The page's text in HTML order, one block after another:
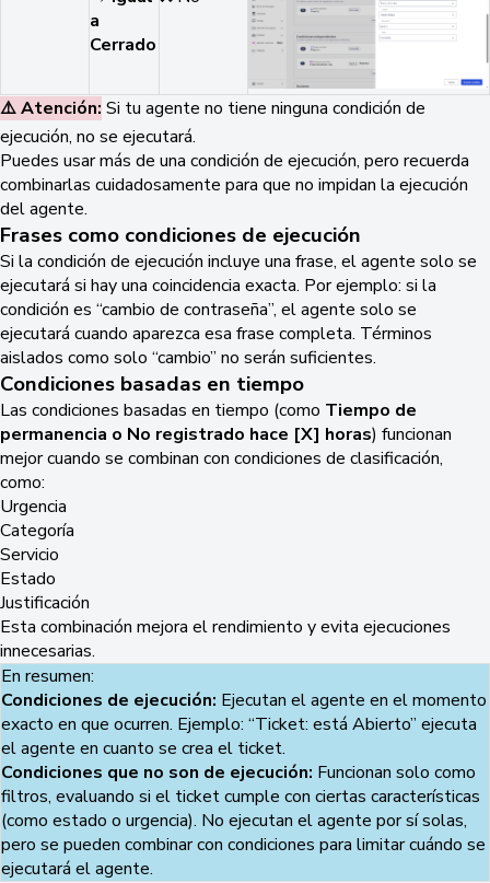
a
Cerrado
⚠️ Atención: Si tu agente no tiene ninguna condición de
ejecución, no se ejecutará.
Puedes usar más de una condición de ejecución, pero recuerda
combinarlas cuidadosamente para que no impidan la ejecución
del agente.
Frases como condiciones de ejecución
Si la condición de ejecución incluye una frase, el agente solo se
ejecutará si hay una coincidencia exacta. Por ejemplo: si la
condición es “cambio de contraseña”, el agente solo se
ejecutará cuando aparezca esa frase completa. Términos
aislados como solo “cambio” no serán suficientes.
Condiciones basadas en tiempo
Las condiciones basadas en tiempo (como Tiempo de
permanencia o No registrado hace [X] horas) funcionan
mejor cuando se combinan con condiciones de clasificación,
como:
Urgencia
Categoría
Servicio
Estado
Justificación
Esta combinación mejora el rendimiento y evita ejecuciones
innecesarias.
En resumen:
Condiciones de ejecución: Ejecutan el agente en el momento
exacto en que ocurren. Ejemplo: “Ticket: está Abierto” ejecuta
el agente en cuanto se crea el ticket.
Condiciones que no son de ejecución: Funcionan solo como
filtros, evaluando si el ticket cumple con ciertas características
(como estado o urgencia). No ejecutan el agente por sí solas,
pero se pueden combinar con condiciones para limitar cuándo se
ejecutará el agente.